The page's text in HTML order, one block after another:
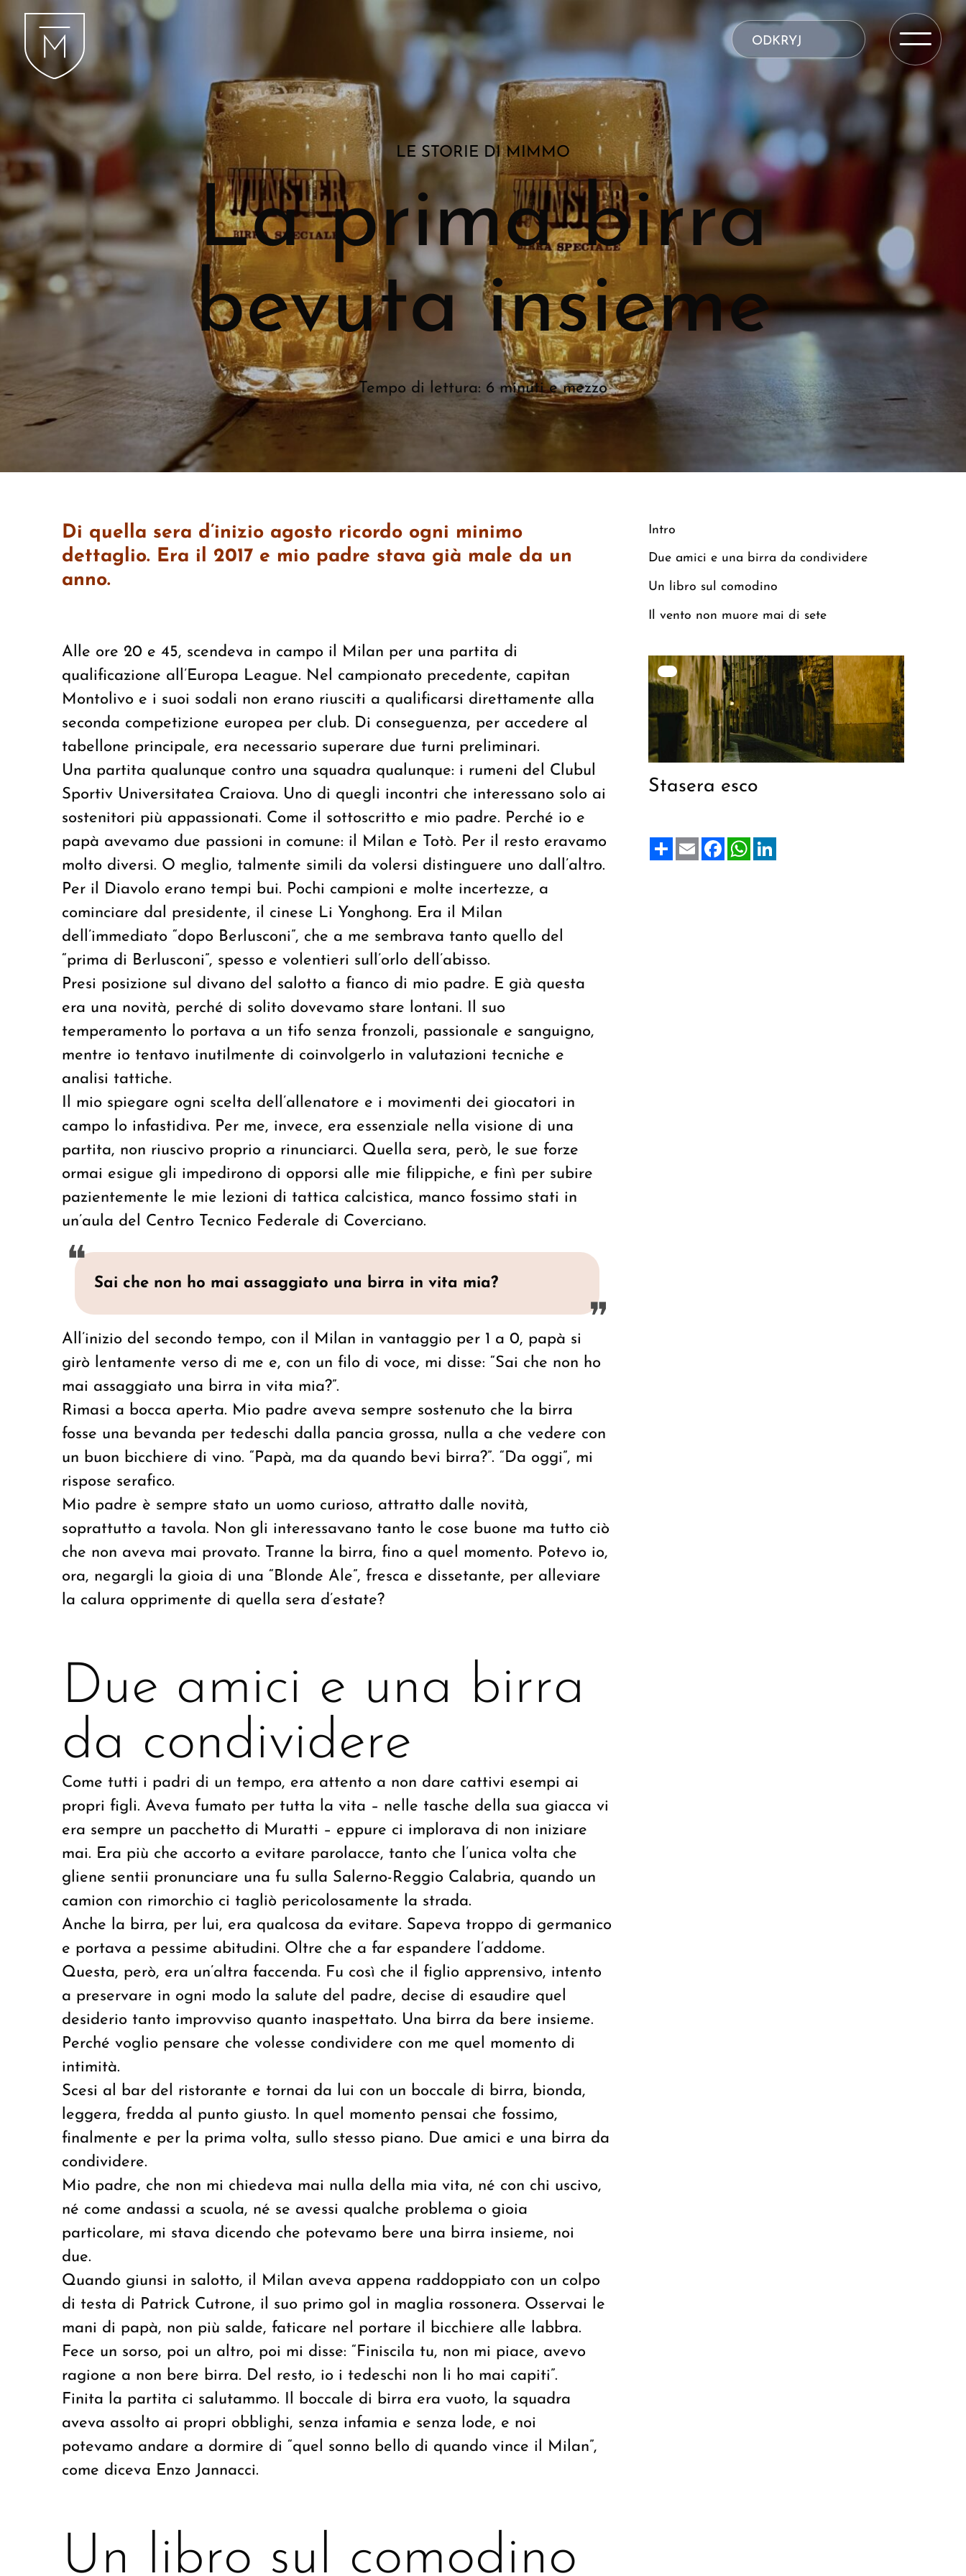
ODKRYJ
LE STORIE DI MIMMO
La prima birra
bevuta insieme
Tempo di lettura: 6 minuti e mezzo
Di quella sera d’inizio agosto ricordo ogni minimo
dettaglio. Era il 2017 e mio padre stava già male da un
anno.
Alle ore 20 e 45, scendeva in campo il Milan per una partita di
qualificazione all’Europa League. Nel campionato precedente, capitan
Montolivo e i suoi sodali non erano riusciti a qualificarsi direttamente alla
seconda competizione europea per club. Di conseguenza, per accedere al
tabellone principale, era necessario superare due turni preliminari.
Una partita qualunque contro una squadra qualunque: i rumeni del Clubul
Sportiv Universitatea Craiova. Uno di quegli incontri che interessano solo ai
sostenitori più appassionati. Come il sottoscritto e mio padre. Perché io e
papà avevamo due passioni in comune: il Milan e Totò. Per il resto eravamo
molto diversi. O meglio, talmente simili da volersi distinguere uno dall’altro.
Per il Diavolo erano tempi bui. Pochi campioni e molte incertezze, a
cominciare dal presidente, il cinese Li Yonghong. Era il Milan
dell’immediato “dopo Berlusconi”, che a me sembrava tanto quello del
“prima di Berlusconi”, spesso e volentieri sull’orlo dell’abisso.
Presi posizione sul divano del salotto a fianco di mio padre. E già questa
era una novità, perché di solito dovevamo stare lontani. Il suo
temperamento lo portava a un tifo senza fronzoli, passionale e sanguigno,
mentre io tentavo inutilmente di coinvolgerlo in valutazioni tecniche e
analisi tattiche.
Il mio spiegare ogni scelta dell’allenatore e i movimenti dei giocatori in
campo lo infastidiva. Per me, invece, era essenziale nella visione di una
partita, non riuscivo proprio a rinunciarci. Quella sera, però, le sue forze
ormai esigue gli impedirono di opporsi alle mie filippiche, e finì per subire
pazientemente le mie lezioni di tattica calcistica, manco fossimo stati in
un’aula del Centro Tecnico Federale di Coverciano.
Sai che non ho mai assaggiato una birra in vita mia?
All’inizio del secondo tempo, con il Milan in vantaggio per 1 a 0, papà si
girò lentamente verso di me e, con un filo di voce, mi disse: “Sai che non ho
mai assaggiato una birra in vita mia?”.
Rimasi a bocca aperta. Mio padre aveva sempre sostenuto che la birra
fosse una bevanda per tedeschi dalla pancia grossa, nulla a che vedere con
un buon bicchiere di vino. “Papà, ma da quando bevi birra?”. “Da oggi”, mi
rispose serafico.
Mio padre è sempre stato un uomo curioso, attratto dalle novità,
soprattutto a tavola. Non gli interessavano tanto le cose buone ma tutto ciò
che non aveva mai provato. Tranne la birra, fino a quel momento. Potevo io,
ora, negargli la gioia di una “Blonde Ale”, fresca e dissetante, per alleviare
la calura opprimente di quella sera d’estate?
Due amici e una birra
da condividere
Come tutti i padri di un tempo, era attento a non dare cattivi esempi ai
propri figli. Aveva fumato per tutta la vita – nelle tasche della sua giacca vi
era sempre un pacchetto di Muratti – eppure ci implorava di non iniziare
mai. Era più che accorto a evitare parolacce, tanto che l’unica volta che
gliene sentii pronunciare una fu sulla Salerno-Reggio Calabria, quando un
camion con rimorchio ci tagliò pericolosamente la strada.
Anche la birra, per lui, era qualcosa da evitare. Sapeva troppo di germanico
e portava a pessime abitudini. Oltre che a far espandere l’addome.
Questa, però, era un’altra faccenda. Fu così che il figlio apprensivo, intento
a preservare in ogni modo la salute del padre, decise di esaudire quel
desiderio tanto improvviso quanto inaspettato. Una birra da bere insieme.
Perché voglio pensare che volesse condividere con me quel momento di
intimità.
Scesi al bar del ristorante e tornai da lui con un boccale di birra, bionda,
leggera, fredda al punto giusto. In quel momento pensai che fossimo,
finalmente e per la prima volta, sullo stesso piano. Due amici e una birra da
condividere.
Mio padre, che non mi chiedeva mai nulla della mia vita, né con chi uscivo,
né come andassi a scuola, né se avessi qualche problema o gioia
particolare, mi stava dicendo che potevamo bere una birra insieme, noi
due.
Quando giunsi in salotto, il Milan aveva appena raddoppiato con un colpo
di testa di Patrick Cutrone, il suo primo gol in maglia rossonera. Osservai le
mani di papà, non più salde, faticare nel portare il bicchiere alle labbra.
Fece un sorso, poi un altro, poi mi disse: “Finiscila tu, non mi piace, avevo
ragione a non bere birra. Del resto, io i tedeschi non li ho mai capiti”.
Finita la partita ci salutammo. Il boccale di birra era vuoto, la squadra
aveva assolto ai propri obblighi, senza infamia e senza lode, e noi
potevamo andare a dormire di “quel sonno bello di quando vince il Milan”,
come diceva Enzo Jannacci.
Un libro sul comodino
Intro
Due amici e una birra da condividere
Un libro sul comodino
Il vento non muore mai di sete
Stasera esco
ShareEmailFacebookWhatsApp